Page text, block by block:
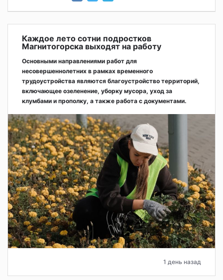
Каждое лето сотни подростков
Магнитогорска выходят на работу
Основными направлениями работ для
несовершеннолетних в рамках временного
трудоустройства являются благоустройство территорий,
включающее озеленение, уборку мусора, уход за
клумбами и прополку, а также работа с документами.
1 день назад